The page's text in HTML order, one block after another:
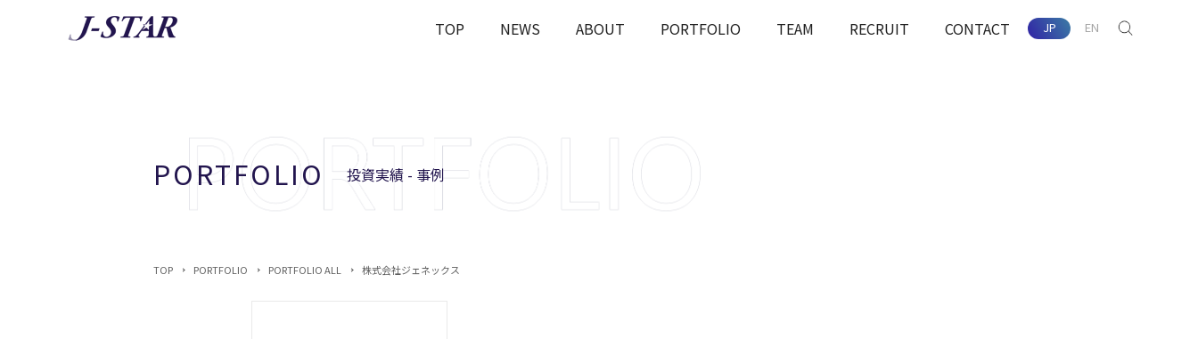
TOP NEWS ABOUT PORTFOLIO TEAM RECRUIT CONTACT JP EN
PORTFOLIO 投資実績 - 事例
TOP PORTFOLIO PORTFOLIO ALL 株式会社ジェネックス